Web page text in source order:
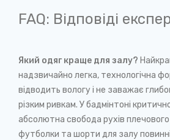
FAQ: Відповіді
Який одяг краще для залу?
надзвичайно легка, технологічна
відводить вологу і не заважає
різким ривкам. У бадмінтоні
абсолютна свобода рухів плечового
футболки та шорти для залу